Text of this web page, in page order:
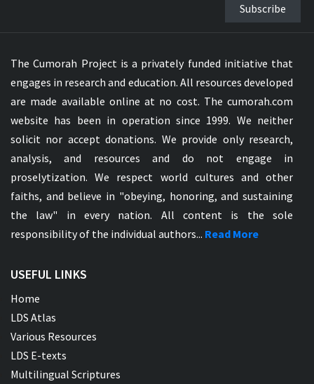
Subscribe
The Cumorah Project is a privately funded initiative that
engages in research and education. All resources developed
are made available online at no cost. The cumorah.com
website has been in operation since 1999. We neither
solicit nor accept donations. We provide only research,
analysis, and resources and do not engage in
proselytization. We respect world cultures and other
faiths, and believe in "obeying, honoring, and sustaining
the law" in every nation. All content is the sole
responsibility of the individual authors... Read More
USEFUL LINKS
Home
LDS Atlas
Various Resources
LDS E-texts
Multilingual Scriptures